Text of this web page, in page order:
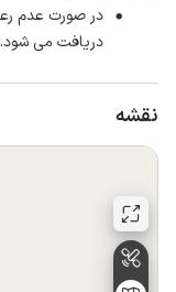
دریافت می شود.
نقشه